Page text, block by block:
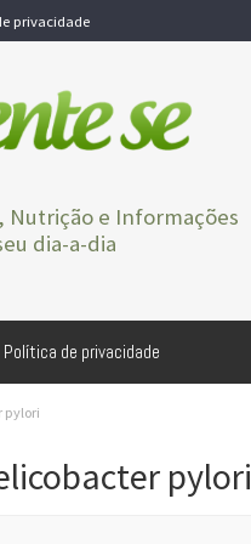
privacidade
Nutrição e Informações
dia-a-dia
Política de privacidade
pylori
pylori